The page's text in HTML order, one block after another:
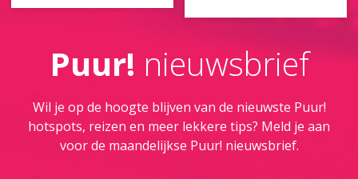
Puur! nieuwsbrief
Wil je op de hoogte blijven van de nieuwste Puur!
hotspots, reizen en meer lekkere tips? Meld je aan
voor de maandelijkse Puur! nieuwsbrief.